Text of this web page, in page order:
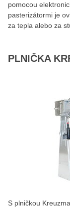
pomocou
pasterizátormi je
za tepla alebo za
PLNIČKA
S plničkou